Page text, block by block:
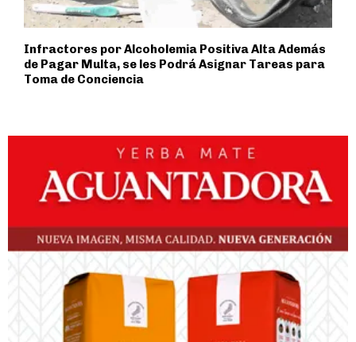
Infractores por Alcoholemia Positiva Alta Además
de Pagar Multa, se les Podrá Asignar Tareas para
Toma de Conciencia